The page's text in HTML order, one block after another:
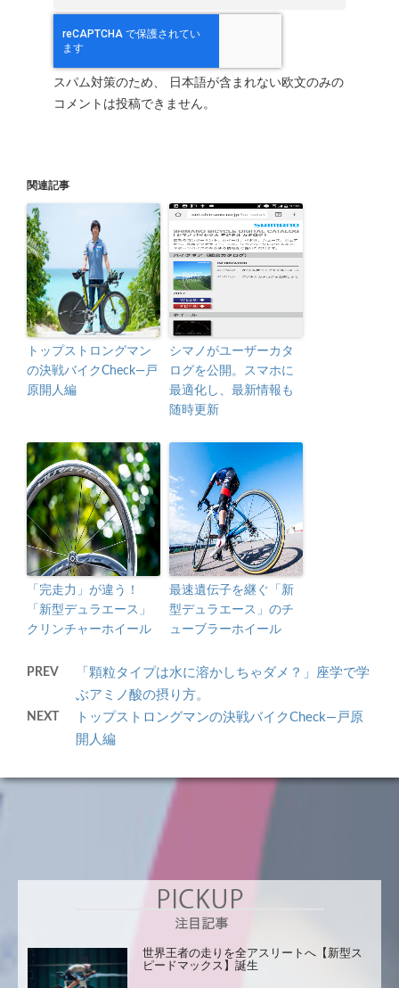
スパム対策のため、 日本語が含まれない欧文のみの
コメントは投稿できません。
関連記事
トップストロングマン
の決戦バイクCheck―戸
原開人編
シマノがユーザーカタ
ログを公開。スマホに
最適化し、最新情報も
随時更新
「完走力」が違う！
「新型デュラエース」
クリンチャーホイール
最速遺伝子を継ぐ「新
型デュラエース」のチ
ューブラーホイール
PREV
「顆粒タイプは水に溶かしちゃダメ？」座学で学
ぶアミノ酸の摂り方。
NEXT
トップストロングマンの決戦バイクCheck―戸原
開人編
世界王者の走りを全アスリートへ【新型ス
ピードマックス】誕生